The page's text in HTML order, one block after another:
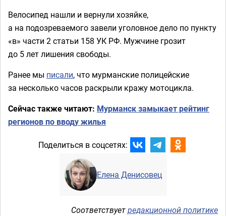
Велосипед нашли и вернули хозяйке,
а на подозреваемого завели уголовное дело по пункту
«в» части 2 статьи 158 УК РФ. Мужчине грозит
до 5 лет лишения свободы.
Ранее мы писали, что мурманские полицейские
за несколько часов раскрыли кражу мотоцикла.
Сейчас также читают: Мурманск замыкает рейтинг
регионов по вводу жилья
Поделиться в соцсетях:
Елена Денисовец
Соответствуетредакционной политике